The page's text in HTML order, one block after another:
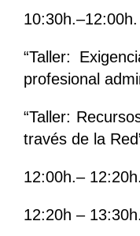
10:30h.–12:00h.
“Taller:
profesional
“Taller:
través de la
12:00h.–
12:20h – 13:30h.